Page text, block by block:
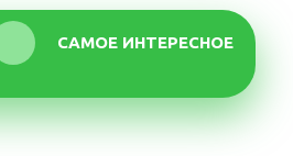
САМОЕ ИНТЕРЕСНОЕ